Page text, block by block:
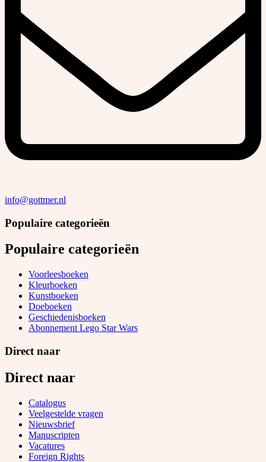
info@gottmer.nl
Populaire categorieën
Populaire categorieën
Voorleesboeken
Kleurboeken
Kunstboeken
Doeboeken
Geschiedenisboeken
Abonnement Lego Star Wars
Direct naar
Direct naar
Catalogus
Veelgestelde vragen
Nieuwsbrief
Manuscripten
Vacatures
Foreign Rights